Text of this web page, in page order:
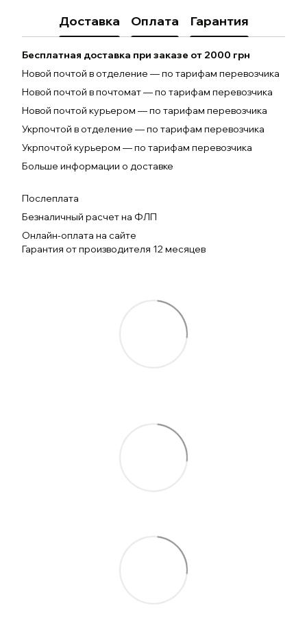
Доставка Оплата Гарантия
Бесплатная доставка при заказе от 2000 грн
Новой почтой в отделение — по тарифам перевозчика
Новой почтой в почтомат — по тарифам перевозчика
Новой почтой курьером — по тарифам перевозчика
Укрпочтой в отделение — по тарифам перевозчика
Укрпочтой курьером — по тарифам перевозчика
Больше информации о доставке
Послеплата
Безналичный расчет на ФЛП
Онлайн-оплата на сайте
Гарантия от производителя 12 месяцев